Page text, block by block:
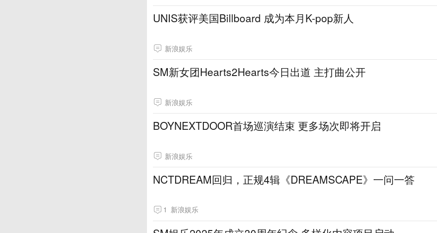
UNIS获评美国Billboard 成为本月K-pop新人
新浪娱乐
SM新女团Hearts2Hearts今日出道 主打曲公开
新浪娱乐
BOYNEXTDOOR首场巡演结束 更多场次即将开启
新浪娱乐
NCTDREAM回归，正规4辑《DREAMSCAPE》一问一答
1 新浪娱乐